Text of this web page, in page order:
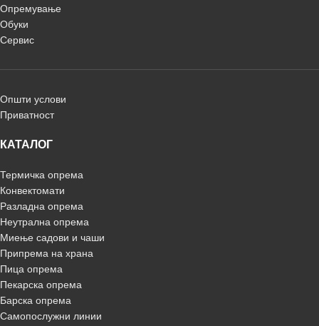
Опремување
Обуки
Сервис
Општи услови
Приватност
КАТАЛОГ
Термичка опрема
Конвектомати
Разладна опрема
Неутрална опрема
Миење садови и чаши
Припрема на храна
Пица опрема
Пекарска опрема
Барска опрема
Самопослужни линии